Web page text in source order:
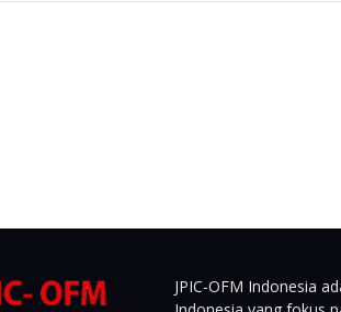
JPIC-OFM Indonesia